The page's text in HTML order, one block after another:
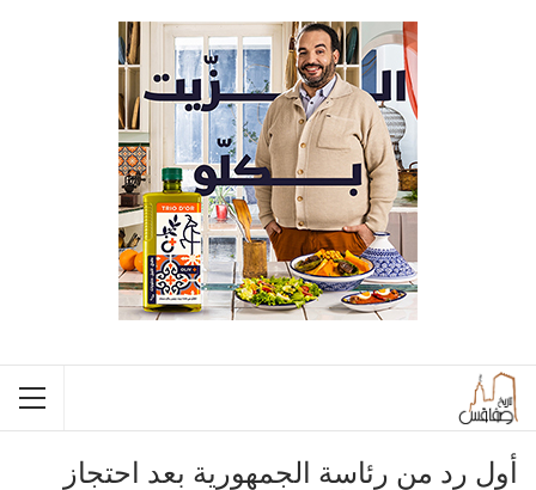
أول رد من رئاسة الجمهورية بعد احتجاز